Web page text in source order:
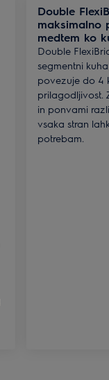
Double
maksimalno
medtem ko
Double
segmentni
povezuje do 4
prilagodljivost.
in ponvami
vsaka stran
potrebam.